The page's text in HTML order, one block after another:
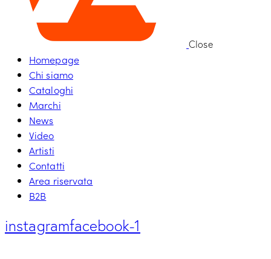
Close
Homepage
Chi siamo
Cataloghi
Marchi
News
Video
Artisti
Contatti
Area riservata
B2B
instagramfacebook-1